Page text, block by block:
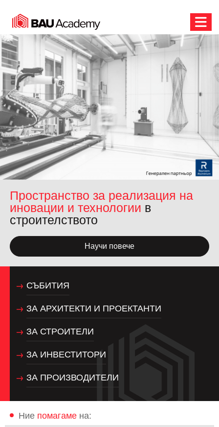
Пространство за реализация на
иновации и технологии в
строителството
Научи повече
СЪБИТИЯ
ЗА АРХИТЕКТИ И ПРОЕКТАНТИ
ЗА СТРОИТЕЛИ
ЗА ИНВЕСТИТОРИ
ЗА ПРОИЗВОДИТЕЛИ
Ние помагаме на: